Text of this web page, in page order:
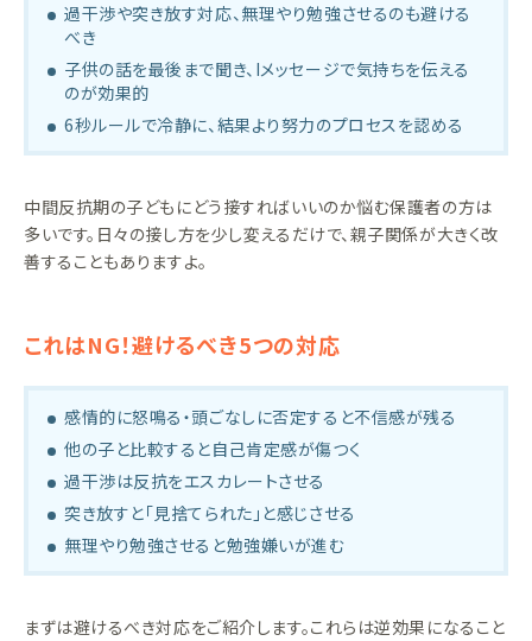
過干渉や突き放す対応、無理やり勉強させるのも避ける
べき
子供の話を最後まで聞き、Iメッセージで気持ちを伝える
のが効果的
6秒ルールで冷静に、結果より努力のプロセスを認める
中間反抗期の子どもにどう接すればいいのか悩む保護者の方は
多いです。日々の接し方を少し変えるだけで、親子関係が大きく改
善することもありますよ。
これはNG！避けるべき5つの対応
感情的に怒鳴る・頭ごなしに否定すると不信感が残る
他の子と比較すると自己肯定感が傷つく
過干渉は反抗をエスカレートさせる
突き放すと「見捨てられた」と感じさせる
無理やり勉強させると勉強嫌いが進む
まずは避けるべき対応をご紹介します。これらは逆効果になること